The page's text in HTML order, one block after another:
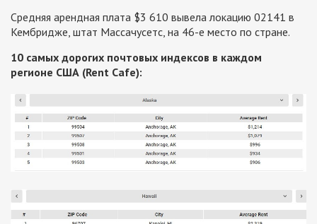
Средняя арендная плата $3 610 вывела локацию 02141 в
Кембридже, штат Массачусетс, на 46-е место по стране.
10 самых дорогих почтовых индексов в каждом
регионе США (Rent Cafe):